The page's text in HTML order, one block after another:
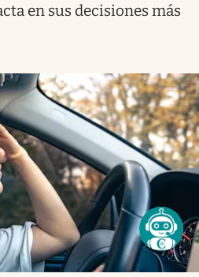
en sus decisiones más